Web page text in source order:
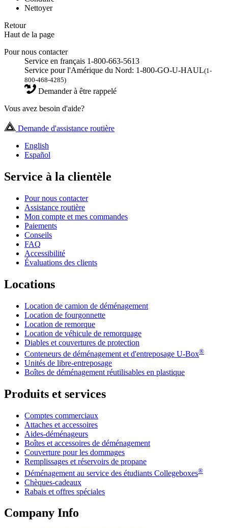
Nettoyer
Retour
Haut de la page
Pour nous contacter
Service en français 1-800-663-5613
Service pour l'Amérique du Nord: 1-800-GO-U-HAUL(1-
800-468-4285)
Demander à être rappelé
Vous avez besoin d'aide?
Demande d'assistance routière
English
Español
Service à la clientèle
Pour nous contacter
Assistance routière
Mon compte et mes commandes
Paiements
Conseils
FAQ
Accessibilité
Évaluations des clients
Locations
Location de camion de déménagement
Location de fourgonnette
Location de remorque
Location de véhicule de remorquage
Diables et couvertures de protection
Conteneurs de déménagement et d'entreposage U-Box®
Unités de libre-entreposage
Boîtes de déménagement réutilisables en plastique
Produits et services
Comptes commerciaux
Attaches et accessoires
Aides-déménageurs
Boîtes et accessoires de déménagement
Couverture pour les dommages
Remplissages et réservoirs de propane
Déménagement au service des étudiants Collegeboxes®
Chèques-cadeaux
Rabais et offres spéciales
Company Info